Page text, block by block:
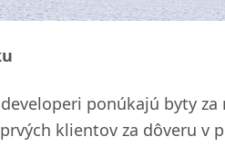
ponúkajú byty
klientov za dôveru v